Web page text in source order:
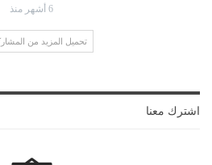
6 أشهر منذ
تحميل المزيد من
اشترك معنا